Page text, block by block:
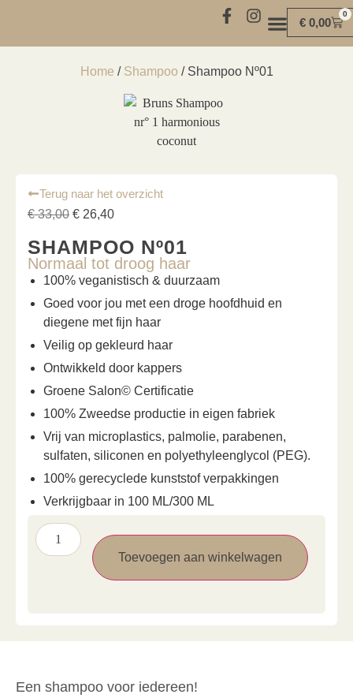
€ 0,00
0
Terug naar het overzicht
€33,00 € 26,40
SHAMPOO Nº01
Normaal tot droog haar
100% veganistisch & duurzaam
Goed voor jou met een droge hoofdhuid en
diegene met fijn haar
Veilig op gekleurd haar
Ontwikkeld door kappers
Groene Salon© Certificatie
100% Zweedse productie in eigen fabriek
Vrij van microplastics, palmolie, parabenen,
sulfaten, siliconen en polyethyleenglycol (PEG).
100% gerecyclede kunststof verpakkingen
Verkrijgbaar in 100 ML/300 ML
Toevoegen aan winkelwagen
Home / Shampoo / Shampoo Nº01
Een shampoo voor iedereen!